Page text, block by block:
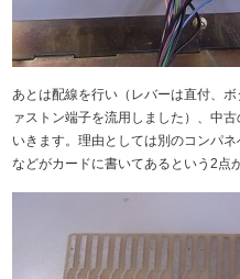
あとは配線を行い（レバーは直付、
ァストン端子を流用しました）、中
いきます。理由としては別のコンパ
などがカードに書いてあるという2点